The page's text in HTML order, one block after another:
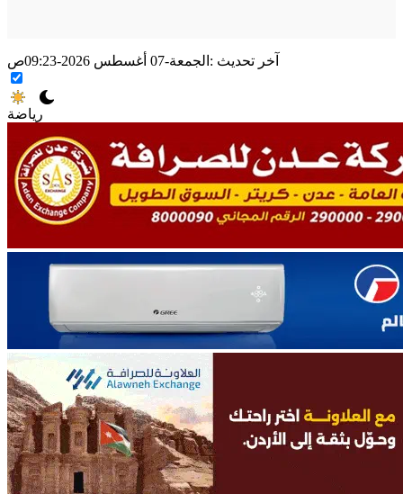
آخر تحديث : الجمعة-07 أغسطس 2026-09:23ص
رياضة